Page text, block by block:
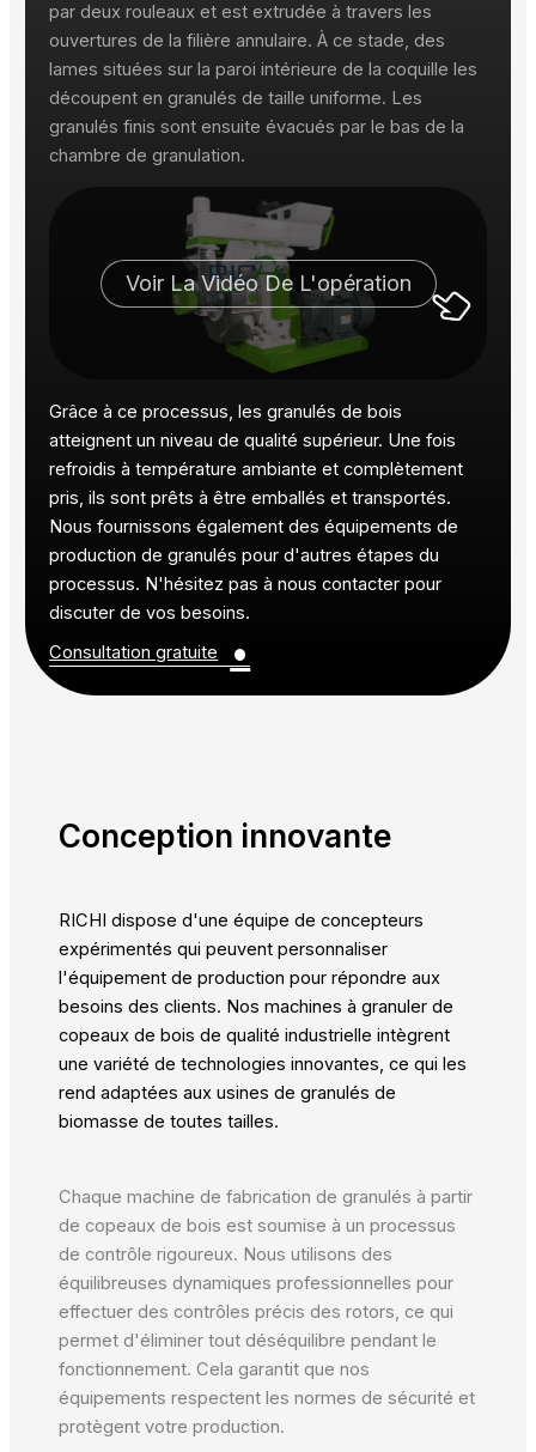
par deux rouleaux et est extrudée à travers les
ouvertures de la filière annulaire. À ce stade, des
lames situées sur la paroi intérieure de la coquille les
découpent en granulés de taille uniforme. Les
granulés finis sont ensuite évacués par le bas de la
chambre de granulation.
Voir La Vidéo De L'opération
Grâce à ce processus, les granulés de bois
atteignent un niveau de qualité supérieur. Une fois
refroidis à température ambiante et complètement
pris, ils sont prêts à être emballés et transportés.
Nous fournissons également des équipements de
production de granulés pour d'autres étapes du
processus. N'hésitez pas à nous contacter pour
discuter de vos besoins.
Consultation gratuite
•
Conception innovante
RICHI dispose d'une équipe de concepteurs
expérimentés qui peuvent personnaliser
l'équipement de production pour répondre aux
besoins des clients. Nos machines à granuler de
copeaux de bois de qualité industrielle intègrent
une variété de technologies innovantes, ce qui les
rend adaptées aux usines de granulés de
biomasse de toutes tailles.
Chaque machine de fabrication de granulés à partir
de copeaux de bois est soumise à un processus
de contrôle rigoureux. Nous utilisons des
équilibreuses dynamiques professionnelles pour
effectuer des contrôles précis des rotors, ce qui
permet d'éliminer tout déséquilibre pendant le
fonctionnement. Cela garantit que nos
équipements respectent les normes de sécurité et
protègent votre production.